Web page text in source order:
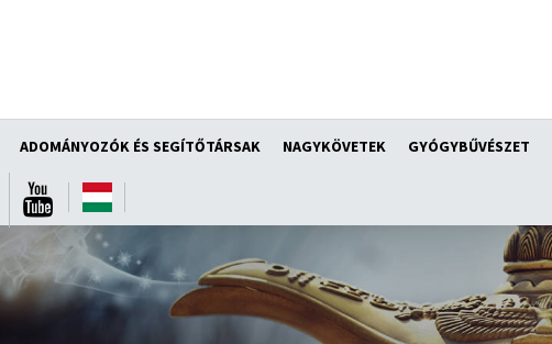
ADOMÁNYOZÓK ÉS SEGÍTŐTÁRSAK NAGYKÖVETEK GYÓGYBŰVÉSZET